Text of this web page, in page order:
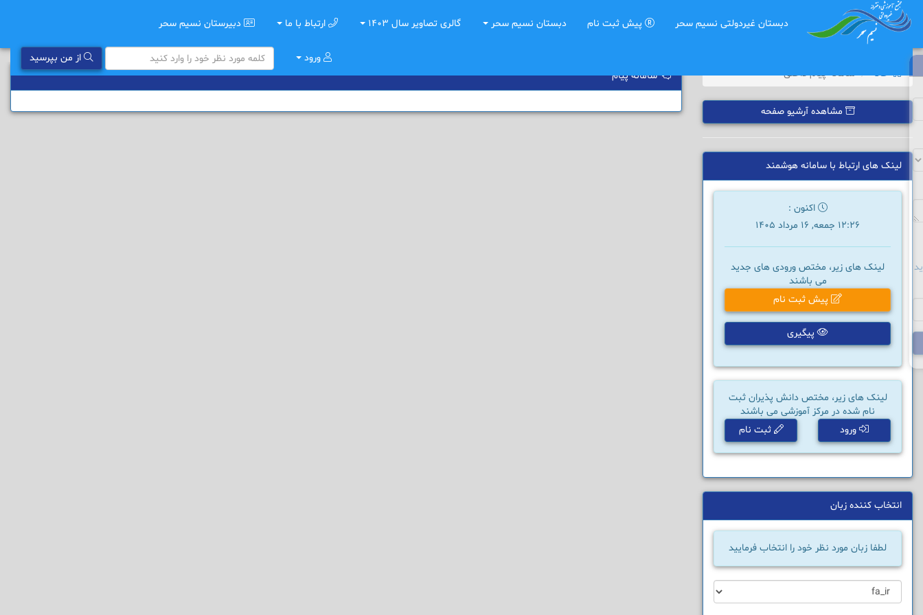
دبستان غیردولتی نسیم سحر پیش ثبت نام دبستان نسیم سحر گالری تصاویر سال 1403 ارتباط با ما دبیرستان نسیم سحر
از من بپرسید
ورود
سامانه پیام
خانه سامانه پیام داخلی
مشاهده آرشیو صفحه
لینک های ارتباط با سامانه هوشمند
اکنون :
12:26 جمعه, 16 مرداد 1405
لینک های زیر، مختص ورودی های جدید
می باشند
پیش ثبت نام
پیگیری
لینک های زیر، مختص دانش پذیران ثبت
نام شده در مرکز آموزشی می باشند
ورود
ثبت نام
انتخاب کننده زبان
لطفا زبان مورد نظر خود را انتخاب فرمایید